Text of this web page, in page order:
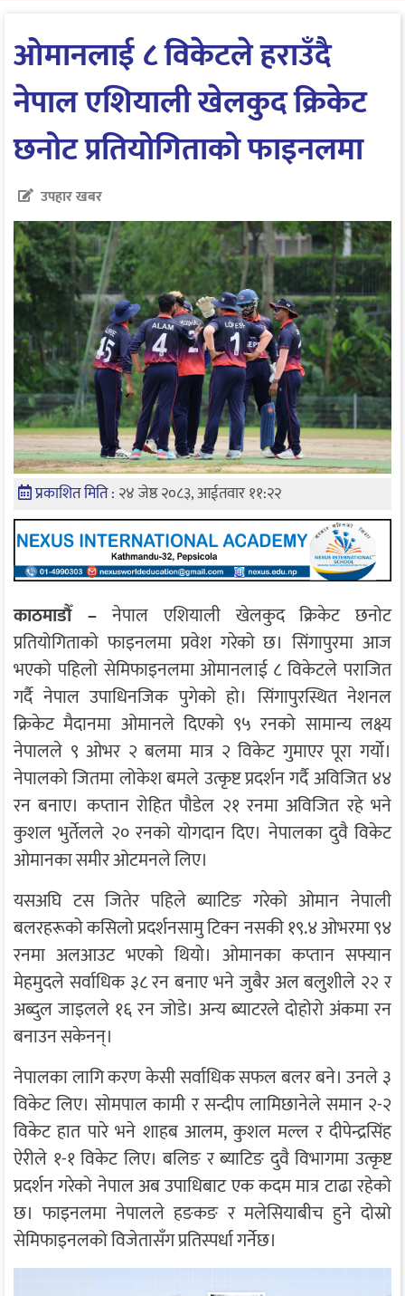
ओमानलाई ८ विकेटले हराउँदै
नेपाल एशियाली खेलकुद क्रिकेट
छनोट प्रतियोगिताको फाइनलमा
उपहार खबर
प्रकाशित मिति : २४ जेष्ठ २०८३, आईतवार ११:२२
काठमाडौँ –नेपाल एशियाली खेलकुद क्रिकेट छनोट
प्रतियोगिताको फाइनलमा प्रवेश गरेको छ। सिंगापुरमा आज
भएको पहिलो सेमिफाइनलमा ओमानलाई ८ विकेटले पराजित
गर्दै नेपाल उपाधिनजिक पुगेको हो। सिंगापुरस्थित नेशनल
क्रिकेट मैदानमा ओमानले दिएको ९५ रनको सामान्य लक्ष्य
नेपालले ९ ओभर २ बलमा मात्र २ विकेट गुमाएर पूरा गर्यो।
नेपालको जितमा लोकेश बमले उत्कृष्ट प्रदर्शन गर्दै अविजित ४४
रन बनाए। कप्तान रोहित पौडेल २१ रनमा अविजित रहे भने
कुशल भुर्तेलले २० रनको योगदान दिए। नेपालका दुवै विकेट
ओमानका समीर ओटमनले लिए।
यसअघि टस जितेर पहिले ब्याटिङ गरेको ओमान नेपाली
बलरहरूको कसिलो प्रदर्शनसामु टिक्न नसकी १९.४ ओभरमा ९४
रनमा अलआउट भएको थियो। ओमानका कप्तान सफ्यान
मेहमुदले सर्वाधिक ३८ रन बनाए भने जुबैर अल बलुशीले २२ र
अब्दुल जाइलले १६ रन जोडे। अन्य ब्याटरले दोहोरो अंकमा रन
बनाउन सकेनन्।
नेपालका लागि करण केसी सर्वाधिक सफल बलर बने। उनले ३
विकेट लिए। सोमपाल कामी र सन्दीप लामिछानेले समान २-२
विकेट हात पारे भने शाहब आलम, कुशल मल्ल र दीपेन्द्रसिंह
ऐरीले १-१ विकेट लिए। बलिङ र ब्याटिङ दुवै विभागमा उत्कृष्ट
प्रदर्शन गरेको नेपाल अब उपाधिबाट एक कदम मात्र टाढा रहेको
छ। फाइनलमा नेपालले हङकङ र मलेसियाबीच हुने दोस्रो
सेमिफाइनलको विजेतासँग प्रतिस्पर्धा गर्नेछ।